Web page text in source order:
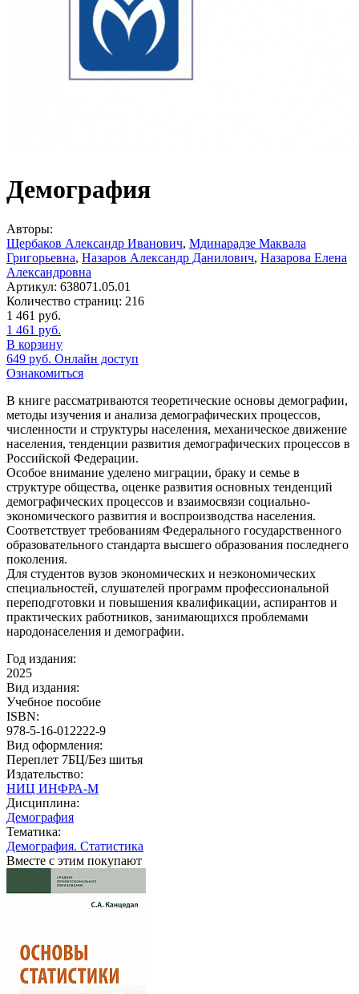
Демография
Авторы:
Щербаков Александр Иванович, Мдинарадзе Маквала
Григорьевна, Назаров Александр Данилович, Назарова Елена
Александровна
Артикул: 638071.05.01
Количество страниц: 216
1 461 руб.
1 461 руб.
В корзину
649 руб. Онлайн доступ
Ознакомиться
В книге рассматриваются теоретические основы демографии,
методы изучения и анализа демографических процессов,
численности и структуры населения, механическое движение
населения, тенденции развития демографических процессов в
Российской Федерации.
Особое внимание уделено миграции, браку и семье в
структуре общества, оценке развития основных тенденций
демографических процессов и взаимосвязи социально-
экономического развития и воспроизводства населения.
Соответствует требованиям Федерального государственного
образовательного стандарта высшего образования последнего
поколения.
Для студентов вузов экономических и неэкономических
специальностей, слушателей программ профессиональной
переподготовки и повышения квалификации, аспирантов и
практических работников, занимающихся проблемами
народонаселения и демографии.
Год издания:
2025
Вид издания:
Учебное пособие
ISBN:
978-5-16-012222-9
Вид оформления:
Переплет 7БЦ/Без шитья
Издательство:
НИЦ ИНФРА-М
Дисциплина:
Демография
Тематика:
Демография. Статистика
Вместе с этим покупают